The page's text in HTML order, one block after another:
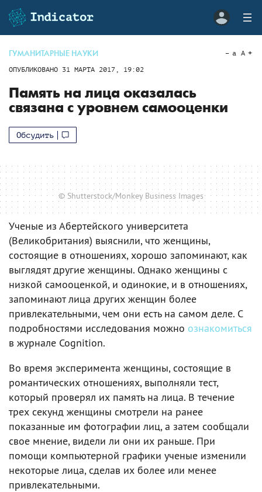
ГУМАНИТАРНЫЕ НАУКИ
ОПУБЛИКОВАНО 31 МАРТА 2017, 19:02
a A
Память на лица оказалась
связана с уровнем самооценки
Обсудить
© Shutterstock/Monkey Business Images
Ученые из Абертейского университета
(Великобритания) выяснили, что женщины,
состоящие в отношениях, хорошо запоминают, как
выглядят другие женщины. Однако женщины с
низкой самооценкой, и одинокие, и в отношениях,
запоминают лица других женщин более
привлекательными, чем они есть на самом деле. С
подробностями исследования можно ознакомиться
в журнале Cognition.
Во время эксперимента женщины, состоящие в
романтических отношениях, выполняли тест,
который проверял их память на лица. В течение
трех секунд женщины смотрели на ранее
показанные им фотографии лиц, а затем сообщали
свое мнение, видели ли они их раньше. При
помощи компьютерной графики ученые изменили
некоторые лица, сделав их более или менее
привлекательными.